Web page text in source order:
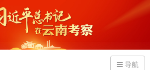
导航